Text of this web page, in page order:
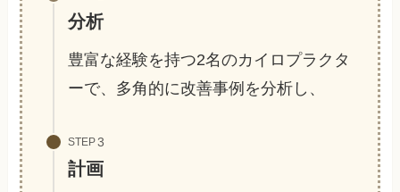
分析
豊富な経験を持つ2名のカイロプラクタ
ーで、多角的に改善事例を分析し、
STEP
計画